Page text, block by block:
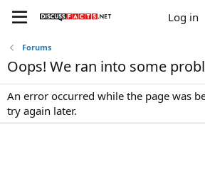
Log in
Forums
Oops! We ran into some
An error occurred while the page was
try again later.